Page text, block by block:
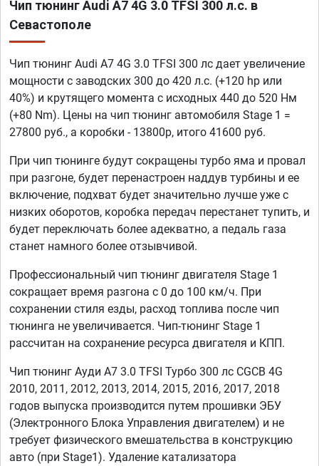
Чип тюнинг Audi A7 4G 3.0 TFSI 300 л.с. в
Севастополе
Чип тюнинг Audi A7 4G 3.0 TFSI 300 лс дает увеличение
мощности с заводских 300 до 420 л.с. (+120 hp или
40%) и крутящего момента с исходных 440 до 520 Нм
(+80 Nm). Цены на чип тюнинг автомобиля Stage 1 =
27800 руб., а коробки - 13800р, итого 41600 руб.
При чип тюнинге будут сокращены турбо яма и провал
при разгоне, будет перенастроен наддув турбины и ее
включение, подхват будет значительно лучше уже с
низких оборотов, коробка передач перестанет тупить, и
будет переключать более адекватно, а педаль газа
станет намного более отзывчивой.
Профессиональный чип тюнинг двигателя Stage 1
сокращает время разгона с 0 до 100 км/ч. При
сохранении стиля езды, расход топлива после чип
тюнинга не увеличивается. Чип-тюнинг Stage 1
рассчитан на сохранение ресурса двигателя и КПП.
Чип тюнинг Ауди А7 3.0 TFSI Турбо 300 лс CGCB 4G
2010, 2011, 2012, 2013, 2014, 2015, 2016, 2017, 2018
годов выпуска производится путем прошивки ЭБУ
(Электронного Блока Управления двигателем) и не
требует физического вмешательства в конструкцию
авто (при Stage1). Удаление катализатора